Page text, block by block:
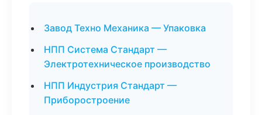
Завод Техно Механика — Упаковка
НПП Система Стандарт —
Электротехническое производство
НПП Индустрия Стандарт —
Приборостроение